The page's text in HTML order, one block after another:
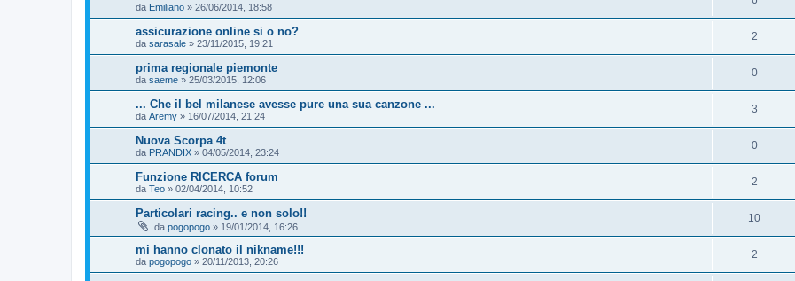
da Emiliano » 26/06/2014, 18:58
assicurazione online si o no?
da sarasale » 23/11/2015, 19:21
2
prima regionale piemonte
da saeme » 25/03/2015, 12:06
0
... Che il bel milanese avesse pure una sua canzone ...
da Aremy » 16/07/2014, 21:24
3
Nuova Scorpa 4t
da PRANDIX » 04/05/2014, 23:24
0
Funzione RICERCA forum
da Teo » 02/04/2014, 10:52
2
Particolari racing.. e non solo!!
da pogopogo » 19/01/2014, 16:26
10
mi hanno clonato il nikname!!!
da pogopogo » 20/11/2013, 20:26
2